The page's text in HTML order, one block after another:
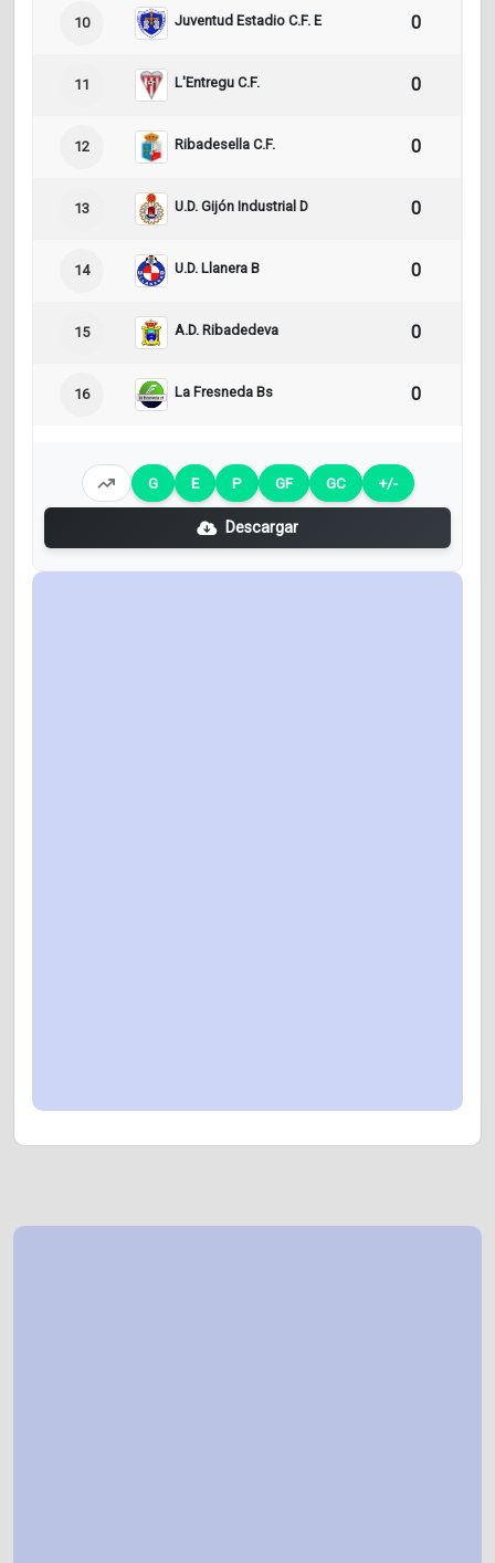
10 Juventud Estadio C.F. E 0
11 L'Entregu C.F. 0
12 Ribadesella C.F. 0
13 U.D. Gijón Industrial D 0
14 U.D. Llanera B 0
15 A.D. Ribadedeva 0
16 La Fresneda Bs 0
G E P GF GC +/-
Descargar